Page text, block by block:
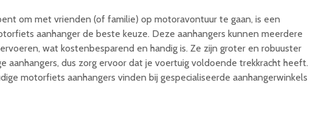
om met vrienden (of familie) op motoravontuur te gaan, is een
aanhanger de beste keuze. Deze aanhangers kunnen meerdere
wat kostenbesparend en handig is. Ze zijn groter en robuuster
aanhangers, dus zorg ervoor dat je voertuig voldoende trekkracht heeft.
motorfiets aanhangers vinden bij gespecialiseerde aanhangerwinkels